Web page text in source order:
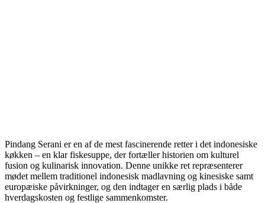
Pindang Serani er en af de mest fascinerende retter i det indonesiske
køkken – en klar fiskesuppe, der fortæller historien om kulturel
fusion og kulinarisk innovation. Denne unikke ret repræsenterer
mødet mellem traditionel indonesisk madlavning og kinesiske samt
europæiske påvirkninger, og den indtager en særlig plads i både
hverdagskosten og festlige sammenkomster.